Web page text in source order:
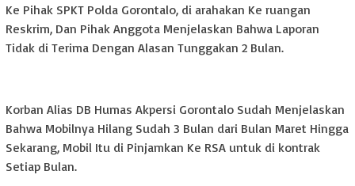
Ke Pihak SPKT Polda Gorontalo, di arahakan Ke ruangan
Reskrim, Dan Pihak Anggota Menjelaskan Bahwa Laporan
Tidak di Terima Dengan Alasan Tunggakan 2 Bulan.
Korban Alias DB Humas Akpersi Gorontalo Sudah Menjelaskan
Bahwa Mobilnya Hilang Sudah 3 Bulan dari Bulan Maret Hingga
Sekarang, Mobil Itu di Pinjamkan Ke RSA untuk di kontrak
Setiap Bulan.